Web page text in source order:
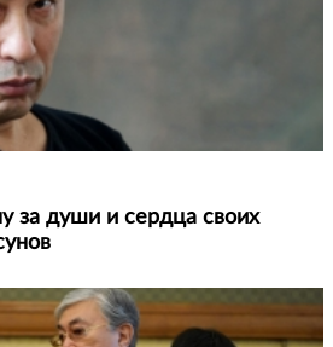
за души и сердца своих